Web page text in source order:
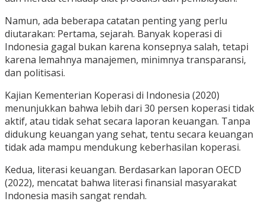
Namun, ada beberapa catatan penting yang perlu
diutarakan: Pertama, sejarah. Banyak koperasi di
Indonesia gagal bukan karena konsepnya salah, tetapi
karena lemahnya manajemen, minimnya transparansi,
dan politisasi.
Kajian Kementerian Koperasi di Indonesia (2020)
menunjukkan bahwa lebih dari 30 persen koperasi tidak
aktif, atau tidak sehat secara laporan keuangan. Tanpa
didukung keuangan yang sehat, tentu secara keuangan
tidak ada mampu mendukung keberhasilan koperasi.
Kedua, literasi keuangan. Berdasarkan laporan OECD
(2022), mencatat bahwa literasi finansial masyarakat
Indonesia masih sangat rendah.